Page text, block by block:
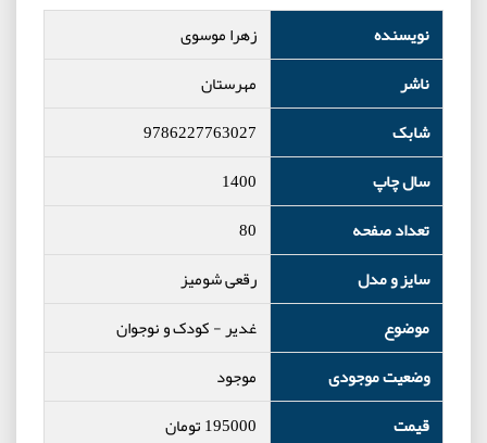
نویسنده
زهرا موسوی
ناشر
مهرستان
شابک
9786227763027
سال چاپ
1400
تعداد صفحه
80
سایز و مدل
رقعی شومیز
موضوع
غدیر-کودک و نوجوان
وضعیت موجودی
موجود
قیمت
195000تومان